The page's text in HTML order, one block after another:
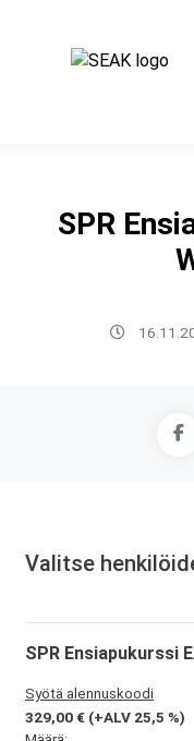
SPR
Valitse
SPR Ensiapukurssi
Syötä alennuskoodi
329,00 € (+ALV 25,5 %)